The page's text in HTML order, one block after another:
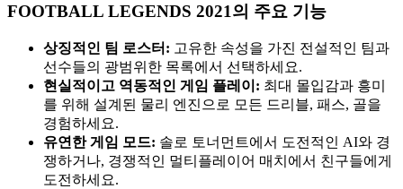
FOOTBALL LEGENDS 2021의 주요 기능
상징적인 팀 로스터: 고유한 속성을 가진 전설적인 팀과
선수들의 광범위한 목록에서 선택하세요.
현실적이고 역동적인 게임 플레이: 최대 몰입감과 흥미
를 위해 설계된 물리 엔진으로 모든 드리블, 패스, 골을
경험하세요.
유연한 게임 모드: 솔로 토너먼트에서 도전적인 AI와 경
쟁하거나, 경쟁적인 멀티플레이어 매치에서 친구들에게
도전하세요.